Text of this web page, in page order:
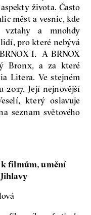
života. Často
měst a vesnic, kde
vztahy a mnohdy
pro které nebývá
I. A BRNOX
Bronx, a za které
Litera. Ve stejném
Její nejnovější
který oslavuje
seznam světového
k filmům, umění